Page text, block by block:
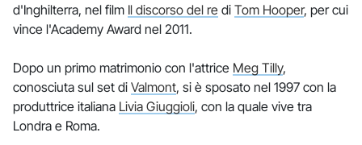
d'Inghilterra, nel film Il discorso del re di Tom Hooper, per cui
vince l'Academy Award nel 2011.
Dopo un primo matrimonio con l'attrice Meg Tilly,
conosciuta sul set di Valmont, si è sposato nel 1997 con la
produttrice italiana Livia Giuggioli, con la quale vive tra
Londra e Roma.